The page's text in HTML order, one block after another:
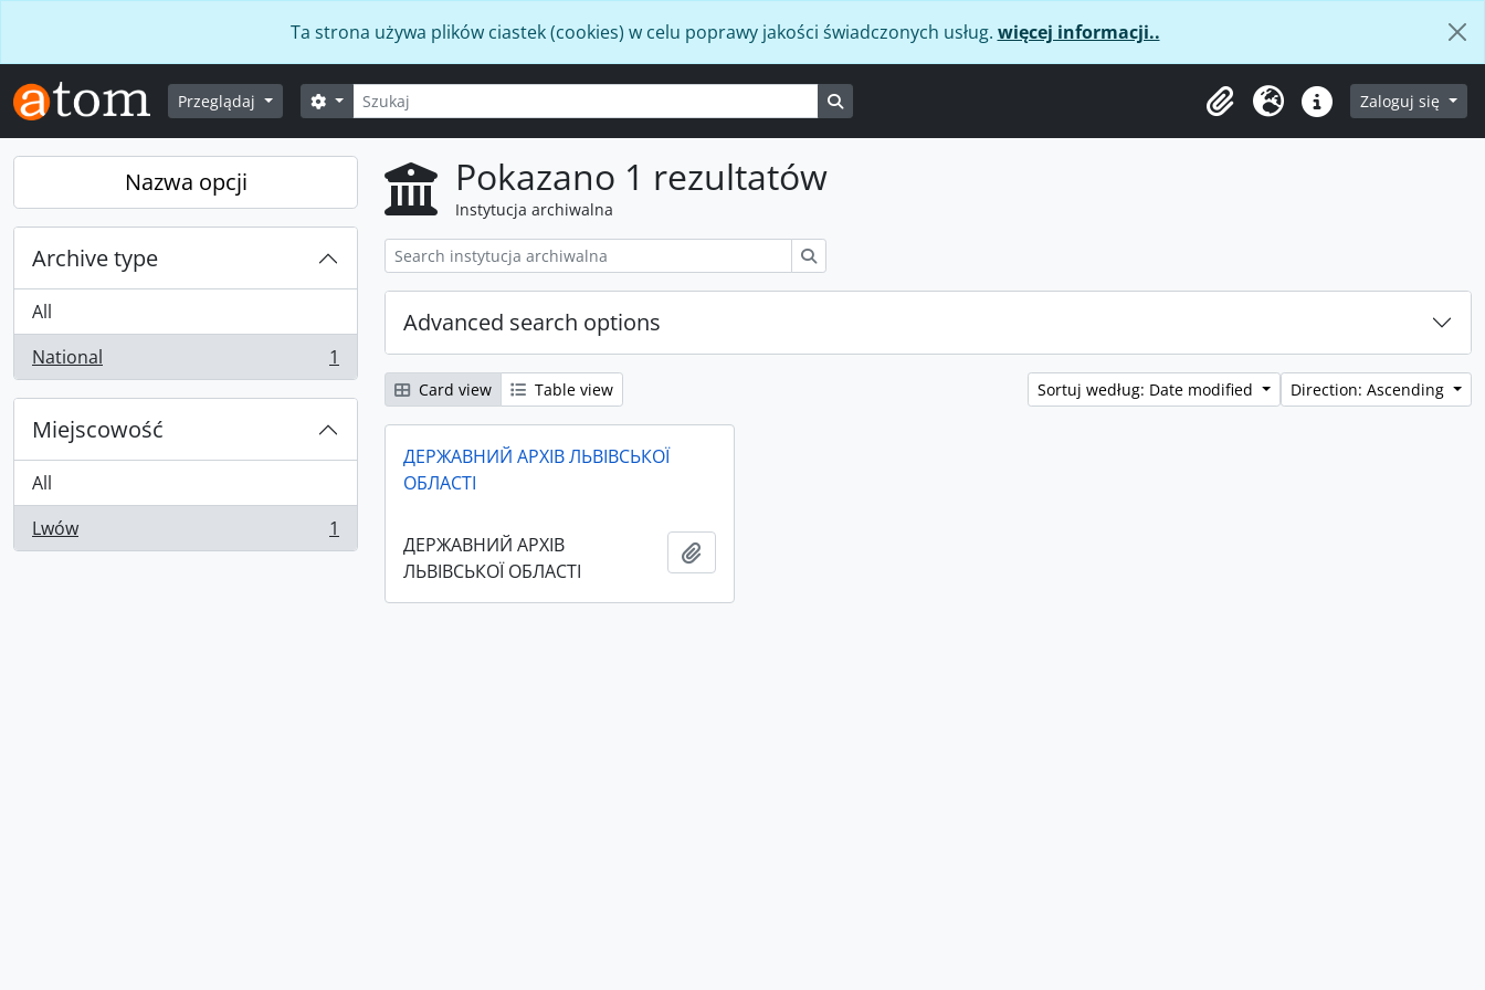
Ta strona używa plików ciastek (cookies) w celu poprawy jakości świadczonych usług. więcej informacji..
Przeglądaj Szukaj
Opcje wyszukiwania
Clipboard
Język Podręczne linki
Zaloguj się
Nazwa opcji
Archive type
All
National
, 1 results 1
Miejscowość
All
Lwów
, 1 results 1
Pokazano 1 rezultatów
Instytucja archiwalna
Advanced search options
Card view Table view Sortuj według: Date modified Direction: Ascending
ДЕРЖАВНИЙ АРХІВ ЛЬВІВСЬКОЇ
ОБЛАСТІ
ДЕРЖАВНИЙ АРХІВ
ЛЬВІВСЬКОЇ ОБЛАСТІ